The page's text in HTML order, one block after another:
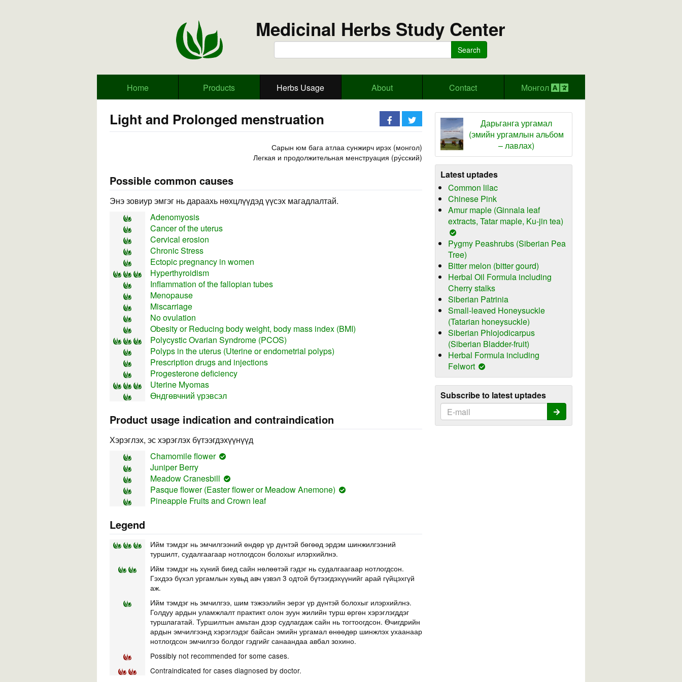
Medicinal Herbs Study Center
Search
Home Products Herbs Usage About Contact Монгол
Light and Prolonged menstruation
Сарын юм бага атлаа сунжирч ирэх (монгол)
Легкая и продолжительная менструация (ру́сский)
Possible common causes
Энэ зовиур эмгэг нь дараахь нөхцлүүдэд үүсэх магадлалтай.
Adenomyosis
Cancer of the uterus
Cervical erosion
Chronic Stress
Ectopic pregnancy in women
Hyperthyroidism
Inflammation of the fallopian tubes
Menopause
Miscarriage
No ovulation
Obesity or Reducing body weight, body mass index (BMI)
Polycystic Ovarian Syndrome (PCOS)
Polyps in the uterus (Uterine or endometrial polyps)
Prescription drugs and injections
Progesterone deficiency
Uterine Myomas
Өндгөвчний үрэвсэл
Product usage indication and contraindication
Хэрэглэх, эс хэрэглэх бүтээгдэхүүнүүд
Chamomile flower
Juniper Berry
Meadow Cranesbill
Pasque flower (Easter flower or Meadow Anemone)
Pineapple Fruits and Crown leaf
Legend
Ийм тэмдэг нь эмчилгээний өндөр үр дүнтэй бөгөөд эрдэм шинжилгээний
туршилт, судалгаагаар нотлогдсон болохыг илэрхийлнэ.
Ийм тэмдэг нь хүний биед сайн нөлөөтэй гэдэг нь судалгаагаар нотлогдсон.
Гэхдээ бүхэл ургамлын хувьд авч үзвэл 3 одтой бүтээгдэхүүнийг арай гүйцэхгүй
аж.
Ийм тэмдэг нь эмчилгээ, шим тэжээлийн эерэг үр дүнтэй болохыг илэрхийлнэ.
Голдуу ардын уламжлалт практикт олон зуун жилийн турш өргөн хэрэглэгддэг
туршлагатай. Туршилтын амьтан дээр судлагдаж сайн нь тогтоогдсон. Өчигдрийн
ардын эмчилгээнд хэрэглэдэг байсан эмийн ургамал өнөөдөр шинжлэх ухаанаар
нотлогдсон эмчилгээ болдог гэдгийг санаандаа авбал зохино.
Possibly not recommended for some cases.
Contraindicated for cases diagnosed by doctor.
Дарьганга ургамал
(эмийн ургамлын альбом
– лавлах)
Latest uptades
Common lilac
Chinese Pink
Amur maple (Ginnala leaf
extracts, Tatar maple, Ku-jin tea)
Pygmy Peashrubs (Siberian Pea
Tree)
Bitter melon (bitter gourd)
Herbal Oil Formula including
Cherry stalks
Siberian Patrinia
Small-leaved Honeysuckle
(Tatarian honeysuckle)
Siberian Phlojodicarpus
(Siberian Bladder-fruit)
Herbal Formula including
Felwort
Subscribe to latest uptades